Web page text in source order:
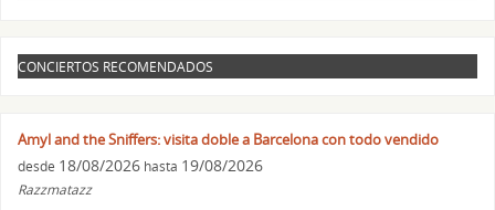
CONCIERTOS RECOMENDADOS
Amyl and the Sniffers: visita doble a Barcelona con todo vendido
desde 18/08/2026 hasta 19/08/2026
Razzmatazz